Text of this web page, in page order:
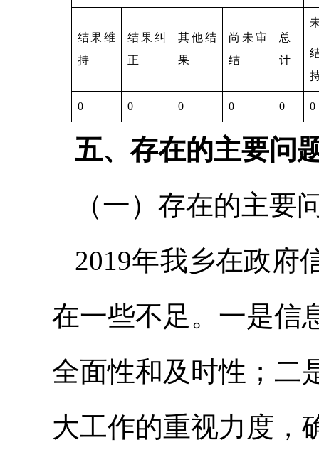
结果维
持
结果纠
正
其他结
果
尚未审
结
总
计
0 0 0 0 0 0
五、存在的主要问
（一）存在的主要
2019年我乡在政府
在一些不足。一是信
全面性和及时性；二
大工作的重视力度，